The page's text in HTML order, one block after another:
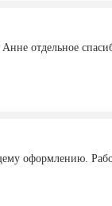
отдельное
оформлению.